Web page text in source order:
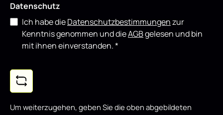
Datenschutz
Ich habe dieDatenschutzbestimmungenzur
Kenntnis genommen und dieAGBgelesen und bin
mit ihnen einverstanden.*
Um weiterzugehen, geben Sie die oben abgebildeten